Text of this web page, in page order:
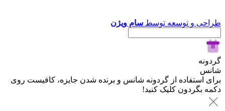
طراحی و توسعه توسط سام ویژن
گردونه
شانس
برای استفاده از گردونه شانس و برنده شدن جایزه، کافیست روی
دکمه بگردون کلیک کنید!